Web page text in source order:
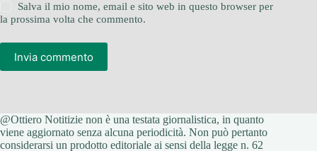
Salva il mio nome, email e sito web in questo browser per
la prossima volta che commento.
Invia commento
@Ottiero Notitizie non è una testata giornalistica, in quanto
viene aggiornato senza alcuna periodicità. Non può pertanto
considerarsi un prodotto editoriale ai sensi della legge n. 62